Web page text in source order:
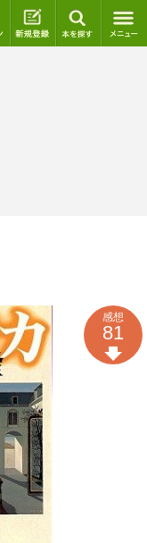
ログイン 新規登録
感想
81